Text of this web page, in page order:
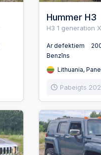
Hummer H3
H3 1 generation
Ar defektiem
Benzīns
Lithuania,
Pabeigts